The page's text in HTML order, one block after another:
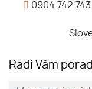
0904 742 743
Radi Vám